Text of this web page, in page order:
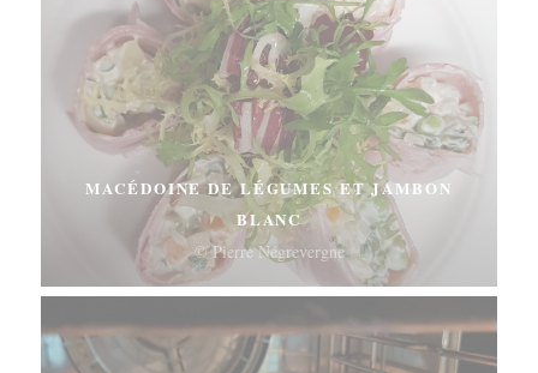
MACÉDOINE DE LÉGUMES ET JAMBON
BLANC
© Pierre Négrevergne